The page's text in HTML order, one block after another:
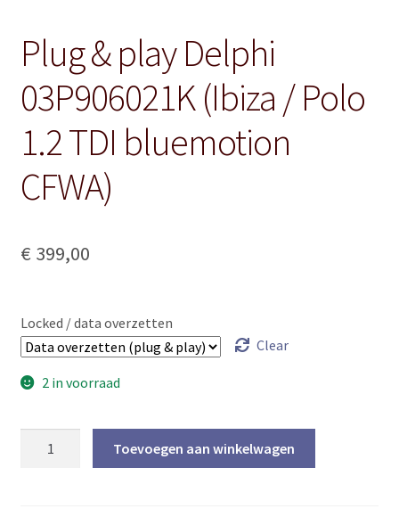
Plug & play Delphi
03P906021K (Ibiza / Polo
1.2 TDI bluemotion
CFWA)
€ 399,00
Locked / data overzetten
Clear
2 in voorraad
Toevoegen aan winkelwagen